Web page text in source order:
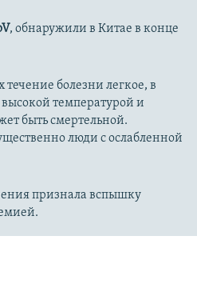
, обнаружили в Китае в конце
течение болезни легкое, в
температурой и
быть смертельной.
люди с ослабленной
признала вспышку